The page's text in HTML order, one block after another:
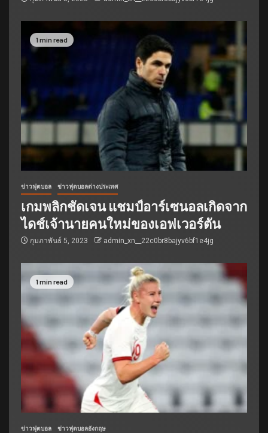
1 min read
ข่าวฟุตบอล ข่าวฟุตบอลต่างประเทศ
เกมพลิกชัดเจน แชมป์อาร์เซนอลเกิดจาก
ไดช์เจ้านายคนใหม่ของเอฟเวอร์ตัน
กุมภาพันธ์ 5, 2023 admin_xn__22c0br8bajyv6bf1e4jg
1 min read
ข่าวฟุตบอล ข่าวฟุตบอลอังกฤษ